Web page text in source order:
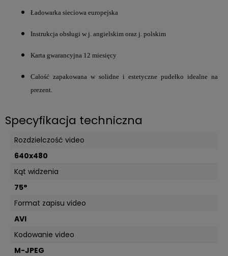
Ładowarka sieciowa europejska
Instrukcja obsługi w j. angielskim oraz j. polskim
Karta gwarancyjna 12 miesięcy
Całość zapakowana w solidne i estetyczne pudełko idealne na
prezent.
Specyfikacja techniczna
Rozdzielczość video
640x480
Kąt widzenia
75°
Format zapisu video
AVI
Kodowanie video
M-JPEG